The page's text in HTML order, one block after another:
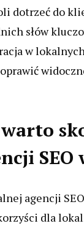
dotrzeć do
słów
w
SEO
agencji
dla